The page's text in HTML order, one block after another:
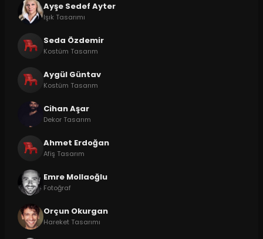
Ayşe Sedef Ayter
Işık Tasarımı
Seda Özdemir
Kostüm Tasarım
Aygül Güntav
Kostüm Tasarım
Cihan Aşar
Dekor Tasarım
Ahmet Erdoğan
Afiş Tasarım
Emre Mollaoğlu
Fotoğraf
Orçun Okurgan
Hareket Tasarımı